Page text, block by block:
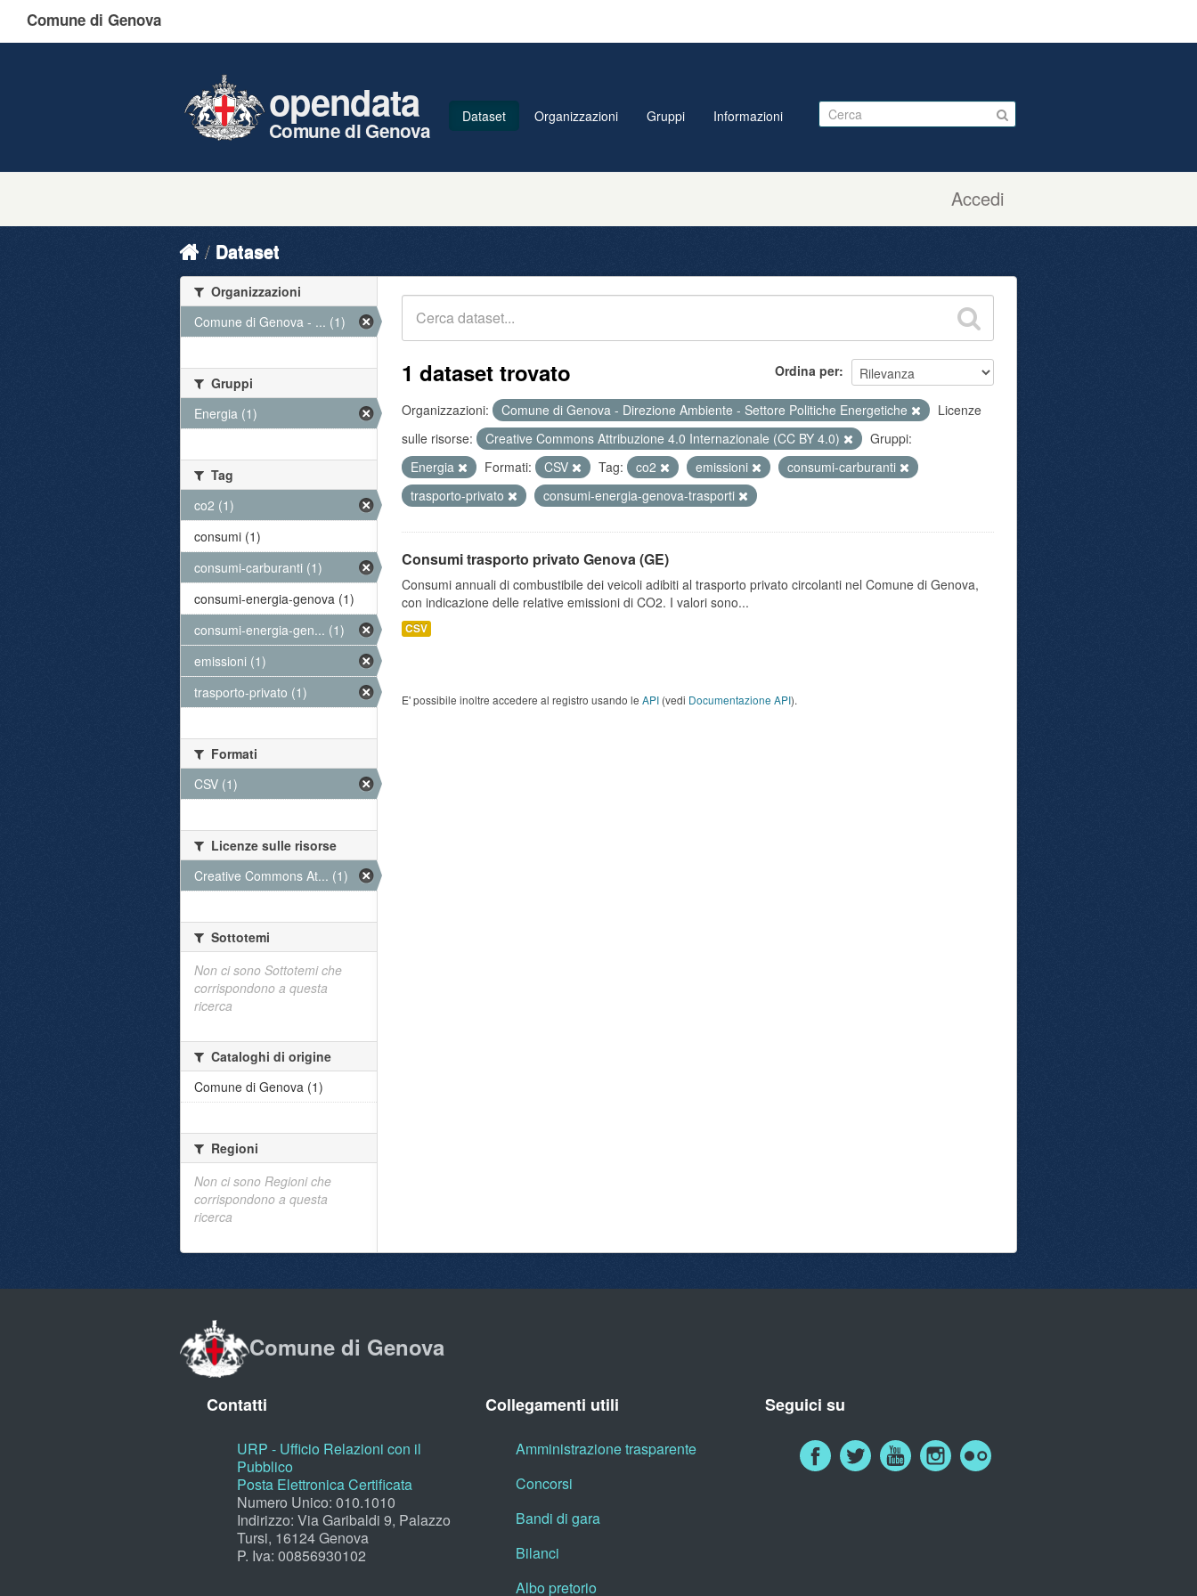
Comune di Genova
Accedi
opendata
Comune di Genova
Dataset Organizzazioni Gruppi Informazioni
Dataset
Ordina per
1 dataset trovato
Organizzazioni: Comune di Genova - Direzione Ambiente - Settore Politiche Energetiche
Licenze
sulle risorse:
Creative Commons Attribuzione 4.0 Internazionale (CC BY 4.0)
Gruppi:
Energia
Formati: CSV Tag: co2 emissioni
consumi-carburanti
trasporto-privato
consumi-energia-genova-trasporti
Consumi trasporto privato Genova (GE)
Consumi annuali di combustibile dei veicoli adibiti al trasporto privato circolanti nel Comune di Genova,
con indicazione delle relative emissioni di CO2. I valori sono...
CSV
E' possibile inoltre accedere al registro usando le API (vedi Documentazione API).
Organizzazioni
Comune di Genova - ... (1)
Gruppi
Energia (1)
Tag
co2 (1)
consumi (1)
consumi-carburanti (1)
consumi-energia-genova (1)
consumi-energia-gen... (1)
emissioni (1)
trasporto-privato (1)
Formati
CSV (1)
Licenze sulle risorse
Creative Commons At... (1)
Sottotemi
Non ci sono Sottotemi che
corrispondono a questa
ricerca
Cataloghi di origine
Comune di Genova (1)
Regioni
Non ci sono Regioni che
corrispondono a questa
ricerca
Comune di Genova
Contatti
URP - Ufficio Relazioni con il
Pubblico
Posta Elettronica Certificata
Numero Unico: 010.1010
Indirizzo: Via Garibaldi 9, Palazzo
Tursi, 16124 Genova
P. Iva: 00856930102
Collegamenti utili
Amministrazione trasparente
Concorsi
Bandi di gara
Bilanci
Albo pretorio
Seguici su